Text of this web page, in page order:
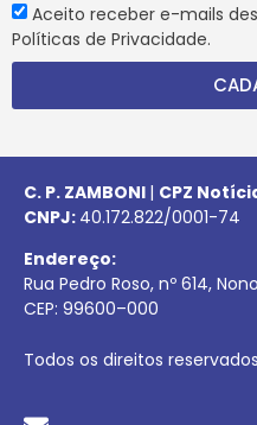
Aceito receber e-mails
Políticas de Privacidade.
C. P. ZAMBONI | CPZ
CNPJ: 40.172.822/0001-74
Endereço:
Rua Pedro Roso, nº 614,
CEP: 99600–000
Todos os direitos